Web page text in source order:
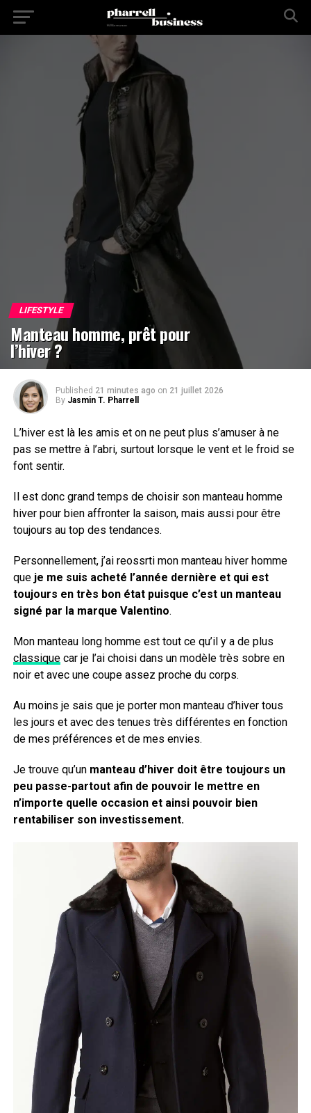
LIFESTYLE
Manteau homme, prêt pour
l’hiver ?
Published 21 minutes ago on 21 juillet 2026
By Jasmin T. Pharrell
L’hiver est là les amis et on ne peut plus s’amuser à ne
pas se mettre à l’abri, surtout lorsque le vent et le froid se
font sentir.
Il est donc grand temps de choisir son manteau homme
hiver pour bien affronter la saison, mais aussi pour être
toujours au top des tendances.
Personnellement, j’ai reossrti mon manteau hiver homme
que je me suis acheté l’année dernière et qui est
toujours en très bon état puisque c’est un manteau
signé par la marque Valentino.
Mon manteau long homme est tout ce qu’il y a de plus
classiquecar je l’ai choisi dans un modèle très sobre en
noir et avec une coupe assez proche du corps.
Au moins je sais que je porter mon manteau d’hiver tous
les jours et avec des tenues très différentes en fonction
de mes préférences et de mes envies.
Je trouve qu’un manteau d’hiver doit être toujours un
peu passe-partout afin de pouvoir le mettre en
n’importe quelle occasion et ainsi pouvoir bien
rentabiliser son investissement.